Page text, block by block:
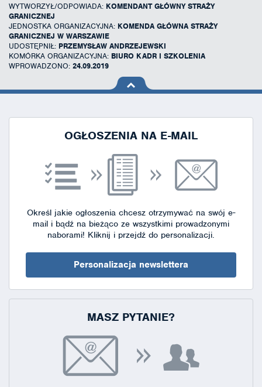
WYTWORZYŁ/ODPOWIADA: KOMENDANT GŁÓWNY STRAŻY
GRANICZNEJ
JEDNOSTKA ORGANIZACYJNA: KOMENDA GŁÓWNA STRAŻY
GRANICZNEJ W WARSZAWIE
UDOSTĘPNIŁ: PRZEMYSŁAW ANDRZEJEWSKI
KOMÓRKA ORGANIZACYJNA: BIURO KADR I SZKOLENIA
WPROWADZONO: 24.09.2019
na górę
OGŁOSZENIA NA E-MAIL
Określ jakie ogłoszenia chcesz otrzymywać na swój e-
mail i bądź na bieżąco ze wszystkimi prowadzonymi
naborami! Kliknij i przejdź do personalizacji.
Personalizacja newslettera
MASZ PYTANIE?